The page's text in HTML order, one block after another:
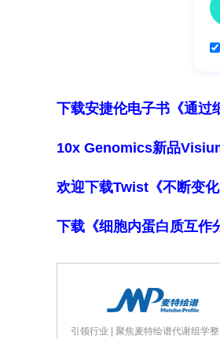
下载安捷伦电子书《通过
10x Genomics新品
欢迎下载Twist《不断变
下载《细胞内蛋白质互作
引领行业 | 聚焦麦特绘谱代谢组学整